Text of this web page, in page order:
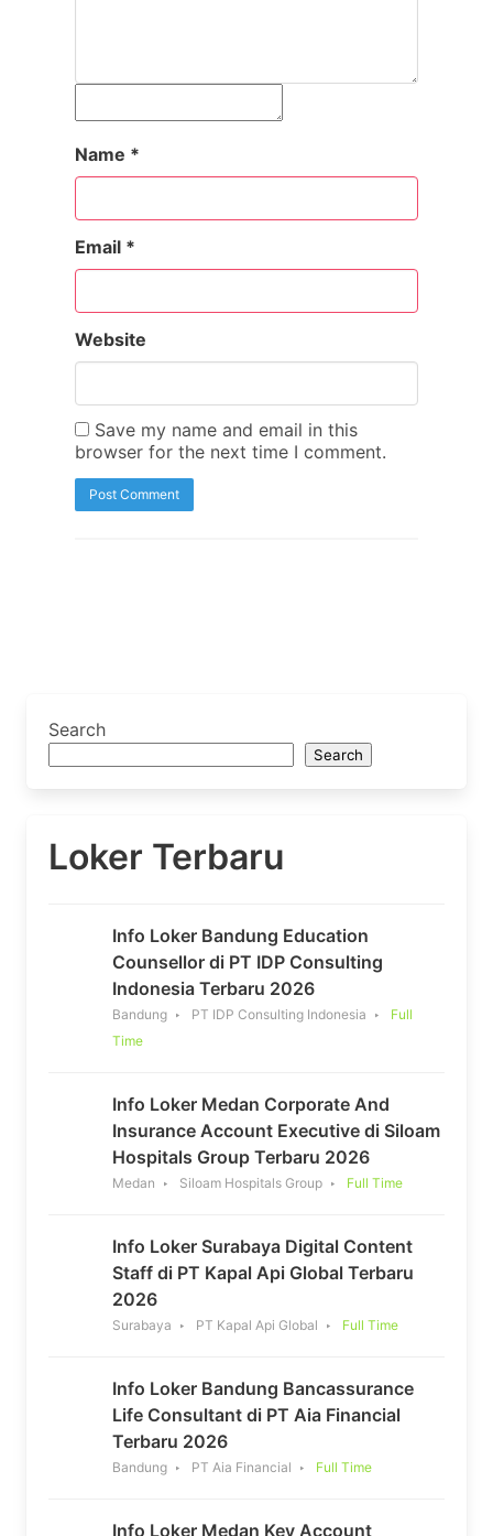
Name *
Email *
Website
Save my name and email in this
browser for the next time I comment.
Search
Search
Loker Terbaru
Info Loker Bandung Education
Counsellor di PT IDP Consulting
Indonesia Terbaru 2026
Bandung PT IDP Consulting Indonesia
Full
Time
Info Loker Medan Corporate And
Insurance Account Executive di Siloam
Hospitals Group Terbaru 2026
Medan Siloam Hospitals Group Full Time
Info Loker Surabaya Digital Content
Staff di PT Kapal Api Global Terbaru
2026
Surabaya PT Kapal Api Global Full Time
Info Loker Bandung Bancassurance
Life Consultant di PT Aia Financial
Terbaru 2026
Bandung PT Aia Financial Full Time
Info Loker Medan Key Account